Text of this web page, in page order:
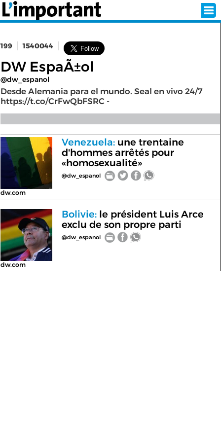
INSCRIPTION
SÉLECTION DE L'ÉTÉ
SUR L'ÉCRAN D'ACCUEIL
ABONNEZ-VOUS À LA NEWSLETTER!
SUIVEZ NOUS:
< RETOUR À L'ACCUEIL
199 1540044
DW EspaÃ±ol
@dw_espanol
Desde Alemania para el mundo. Seal en vivo 24/7
https://t.co/CrFwQbFSRC -
dw.com
Venezuela:une trentaine
d'hommes arrêtés pour
«homosexualité»
@dw_espanol
dw.com
Bolivie:le président Luis Arce
exclu de son propre parti
@dw_espanol